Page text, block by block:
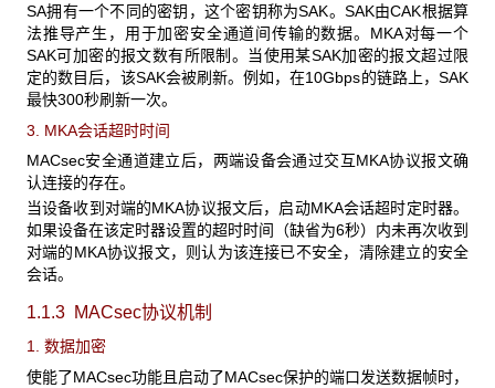
SA拥有一个不同的密钥，这个密钥称为SAK。SAK由CAK根据算
法推导产生，用于加密安全通道间传输的数据。MKA对每一个
SAK可加密的报文数有所限制。当使用某SAK加密的报文超过限
定的数目后，该SAK会被刷新。例如，在10Gbps的链路上，SAK
最快300秒刷新一次。
3. MKA会话超时时间
MACsec安全通道建立后，两端设备会通过交互MKA协议报文确
认连接的存在。
当设备收到对端的MKA协议报文后，启动MKA会话超时定时器。
如果设备在该定时器设置的超时时间（缺省为6秒）内未再次收到
对端的MKA协议报文，则认为该连接已不安全，清除建立的安全
会话。
1.1.3 MACsec协议机制
1. 数据加密
使能了MACsec功能且启动了MACsec保护的端口发送数据帧时，